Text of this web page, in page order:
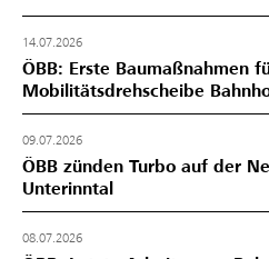
14.07.2026
ÖBB: Erste Baumaßnahmen
Mobilitätsdrehscheibe
09.07.2026
ÖBB zünden Turbo auf der
Unterinntal
08.07.2026